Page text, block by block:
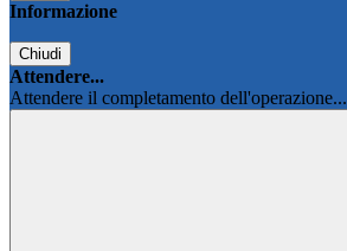
Informazione
Chiudi
Attendere...
Attendere il completamento dell'operazione...